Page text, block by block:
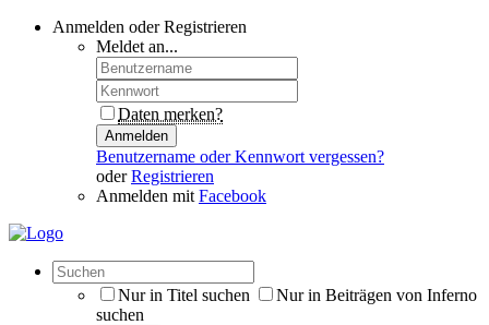
Anmelden oder Registrieren
Meldet an...
Daten merken?
Anmelden
Benutzername oder Kennwort vergessen?
oderRegistrieren
Anmelden mit Facebook
Nur in Titel suchen
Nur in Beiträgen von Inferno
suchen